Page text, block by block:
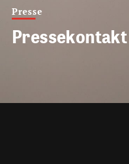
Presse
Pressekontakt